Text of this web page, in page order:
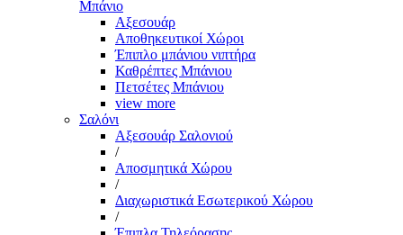
Μπάνιο
Αξεσουάρ
Αποθηκευτικοί Χώροι
Έπιπλο μπάνιου νιπτήρα
Καθρέπτες Μπάνιου
Πετσέτες Μπάνιου
view more
Σαλόνι
Αξεσουάρ Σαλονιού
/
Αποσμητικά Χώρου
/
Διαχωριστικά Εσωτερικού Χώρου
/